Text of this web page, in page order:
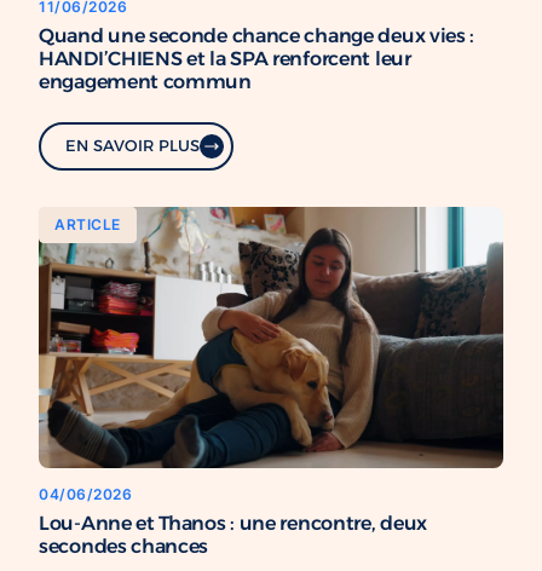
11/06/2026
Quand une seconde chance change deux vies :
HANDI’CHIENS et la SPA renforcent leur
engagement commun
EN SAVOIR PLUS
ARTICLE
04/06/2026
Lou-Anne et Thanos : une rencontre, deux
secondes chances